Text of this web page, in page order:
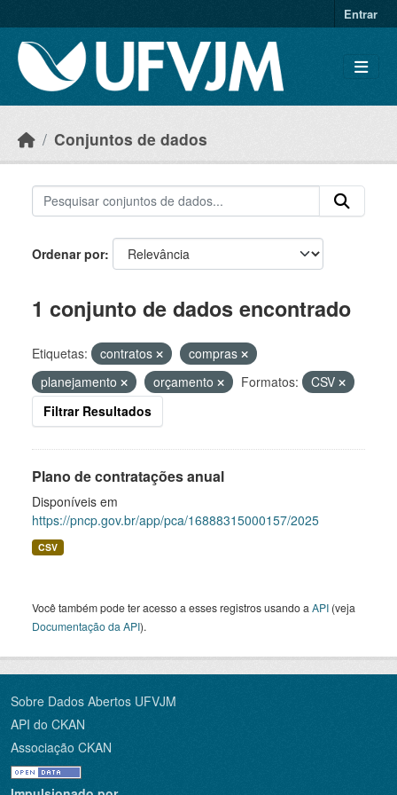
Entrar
Conjuntos de dados
Ordenar por
1 conjunto de dados encontrado
Etiquetas: contratos
compras
planejamento
orçamento Formatos:
CSV
Filtrar Resultados
Plano de contratações anual
Disponíveis em
https://pncp.gov.br/app/pca/16888315000157/2025
CSV
Você também pode ter acesso a esses registros usando a API (veja
Documentação da API).
Sobre Dados Abertos UFVJM
API do CKAN
Associação CKAN